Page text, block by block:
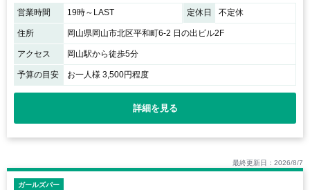
営業時間 19時～LAST 定休日 不定休
住所 岡山県岡山市北区平和町6-2 日の出ビル2F
アクセス 岡山駅から徒歩5分
予算の目安 お一人様 3,500円程度
詳細を見る
最終更新日：2026/8/7
ガールズバー